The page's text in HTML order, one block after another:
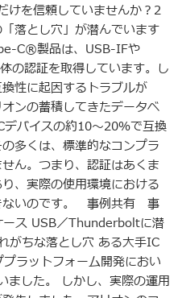
を信頼していませんか？2
落とし穴」が潜んでいます
C®製品は、USB-IFや
認証を取得しています。し
性に起因するトラブルが
ンの蓄積してきたデータベ
バイスの約10〜20％で互換
多くは、標準的なコンプラ
ん。つまり、認証はあくま
、実際の使用環境における
ないのです。 事例共有 事
ス USB／Thunderboltに潜
がちな落とし穴 ある大手IC
ラットフォーム開発におい
ました。 しかし、実際の運用